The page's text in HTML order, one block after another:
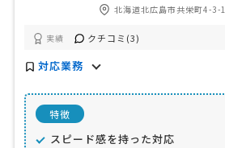
北海道北広島市共栄町4-
実績 クチコミ(3)
対応業務
特徴
スピード感を持った対応